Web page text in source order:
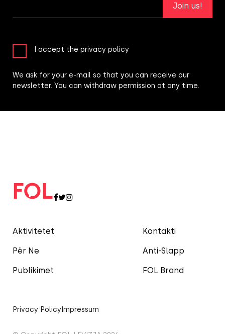
Aktivitetet
Për Ne
Publikimet
Kontakti
Anti-Slapp
FOL Brand
Privacy Policy Impressum
Join us!
I accept the privacy policy
We ask for your e-mail so that you can receive our
newsletter. You can withdraw permission at any time.